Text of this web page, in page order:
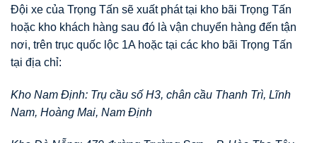
Đội xe của Trọng Tấn sẽ xuất phát tại kho bãi Trọng Tấn
hoặc kho khách hàng sau đó là vận chuyển hàng đến tận
nơi, trên trục quốc lộc 1A hoặc tại các kho bãi Trọng Tấn
tại địa chỉ:
Kho Nam Định: Trụ cầu số H3, chân cầu Thanh Trì, Lĩnh
Nam, Hoàng Mai, Nam Định